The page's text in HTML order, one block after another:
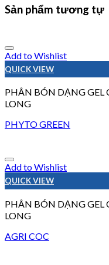
Sản phẩm tương tự
Add to Wishlist
QUICK VIEW
PHÂN BÓN DẠNG GEL
LONG
PHYTO GREEN
Add to Wishlist
QUICK VIEW
PHÂN BÓN DẠNG GEL
LONG
AGRI COC